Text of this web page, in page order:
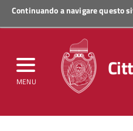
Continuando a navigare questo
MENU
Regione Veneto